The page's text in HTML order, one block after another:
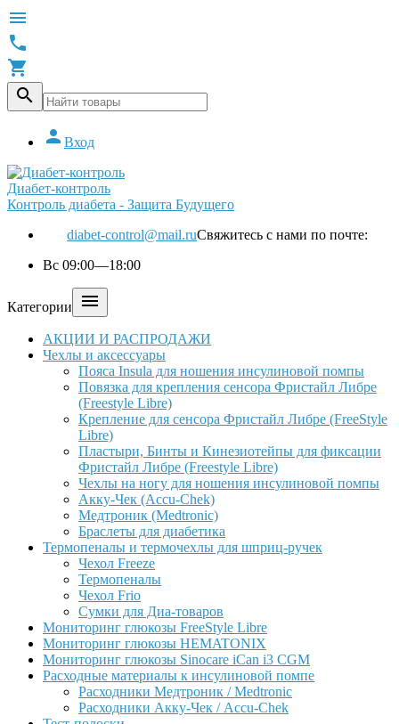




 Вход
Диабет-контроль
Контроль диабета - Защита Будущего
diabet-control@mail.ruСвяжитесь с нами по почте:
Вс 09:00—18:00
Категории 
АКЦИИ И РАСПРОДАЖИ
Чехлы и аксессуары
Пояса Insula для ношения инсулиновой помпы
Повязка для крепления сенсора Фристайл Либре
(Freestyle Libre)
Крепление для сенсора Фристайл Либре (FreeStyle
Libre)
Пластыри, Бинты и Кинезиотейпы для фиксации
Фристайл Либре (Freestyle Libre)
Чехлы на ногу для ношения инсулиновой помпы
Акку-Чек (Accu-Chek)
Медтроник (Medtronic)
Браслеты для диабетика
Термопеналы и термочехлы для шприц-ручек
Чехол Freeze
Термопеналы
Чехол Frio
Сумки для Диа-товаров
Мониторинг глюкозы FreeStyle Libre
Мониторинг глюкозы HEMATONIX
Мониторинг глюкозы Sinocare iCan i3 CGM
Расходные материалы к инсулиновой помпе
Расходники Медтроник / Medtronic
Расходники Акку-Чек / Accu-Chek